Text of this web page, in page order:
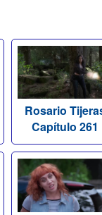
Rosario
Capítulo 261